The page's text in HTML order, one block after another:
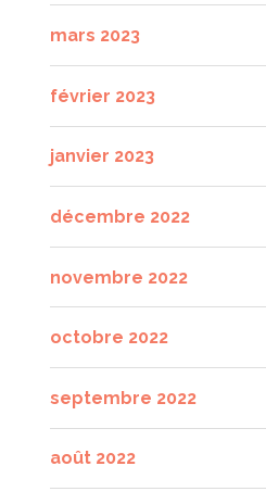
mars 2023
février 2023
janvier 2023
décembre 2022
novembre 2022
octobre 2022
septembre 2022
août 2022